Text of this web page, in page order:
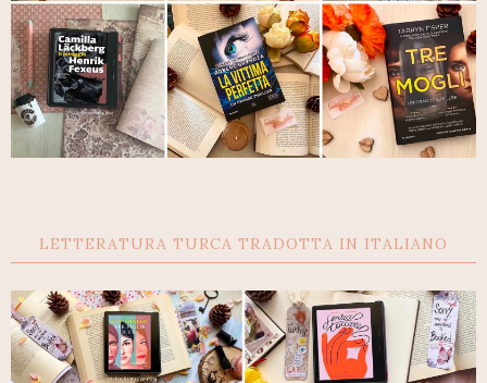
LETTERATURA TURCA TRADOTTA IN ITALIANO